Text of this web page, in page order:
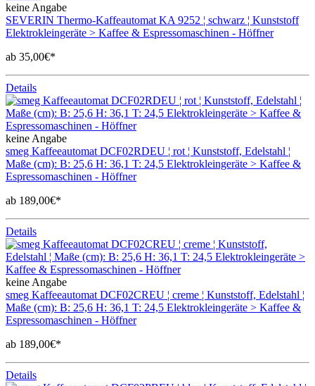
keine Angabe
SEVERIN Thermo-Kaffeautomat KA 9252 ¦ schwarz ¦ Kunststoff
Elektrokleingeräte > Kaffee & Espressomaschinen - Höffner
ab 35,00€*
Details
keine Angabe
smeg Kaffeeautomat DCF02RDEU ¦ rot ¦ Kunststoff, Edelstahl ¦
Maße (cm): B: 25,6 H: 36,1 T: 24,5 Elektrokleingeräte > Kaffee &
Espressomaschinen - Höffner
ab 189,00€*
Details
keine Angabe
smeg Kaffeeautomat DCF02CREU ¦ creme ¦ Kunststoff, Edelstahl ¦
Maße (cm): B: 25,6 H: 36,1 T: 24,5 Elektrokleingeräte > Kaffee &
Espressomaschinen - Höffner
ab 189,00€*
Details